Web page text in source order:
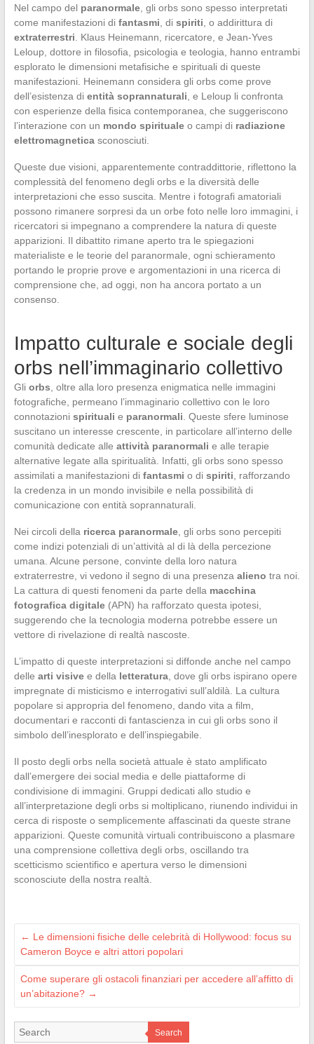
Nel campo del paranormale, gli orbs sono spesso interpretati
come manifestazioni di fantasmi , di spiriti , o addirittura di
extraterrestri . Klaus Heinemann, ricercatore, e Jean-Yves
Leloup, dottore in filosofia, psicologia e teologia, hanno entrambi
esplorato le dimensioni metafisiche e spirituali di queste
manifestazioni. Heinemann considera gli orbs come prove
dell’esistenza di entità soprannaturali , e Leloup li confronta
con esperienze della fisica contemporanea, che suggeriscono
l’interazione con un mondo spiritualeo campi di radiazione
elettromagneticasconosciuti.
Queste due visioni, apparentemente contraddittorie, riflettono la
complessità del fenomeno degli orbs e la diversità delle
interpretazioni che esso suscita. Mentre i fotografi amatoriali
possono rimanere sorpresi da un orbe foto nelle loro immagini, i
ricercatori si impegnano a comprendere la natura di queste
apparizioni. Il dibattito rimane aperto tra le spiegazioni
materialiste e le teorie del paranormale, ogni schieramento
portando le proprie prove e argomentazioni in una ricerca di
comprensione che, ad oggi, non ha ancora portato a un
consenso.
Impatto culturale e sociale degli
orbs nell’immaginario collettivo
Gli orbs , oltre alla loro presenza enigmatica nelle immagini
fotografiche, permeano l’immaginario collettivo con le loro
connotazioni spirituali e paranormali . Queste sfere luminose
suscitano un interesse crescente, in particolare all’interno delle
comunità dedicate alle attività paranormali e alle terapie
alternative legate alla spiritualità. Infatti, gli orbs sono spesso
assimilati a manifestazioni di fantasmi o di spiriti , rafforzando
la credenza in un mondo invisibile e nella possibilità di
comunicazione con entità soprannaturali.
Nei circoli della ricerca paranormale, gli orbs sono percepiti
come indizi potenziali di un’attività al di là della percezione
umana. Alcune persone, convinte della loro natura
extraterrestre, vi vedono il segno di una presenza alieno tra noi.
La cattura di questi fenomeni da parte della macchina
fotografica digitale(APN) ha rafforzato questa ipotesi,
suggerendo che la tecnologia moderna potrebbe essere un
vettore di rivelazione di realtà nascoste.
L’impatto di queste interpretazioni si diffonde anche nel campo
delle arti visivee della letteratura, dove gli orbs ispirano opere
impregnate di misticismo e interrogativi sull’aldilà. La cultura
popolare si appropria del fenomeno, dando vita a film,
documentari e racconti di fantascienza in cui gli orbs sono il
simbolo dell’inesplorato e dell’inspiegabile.
Il posto degli orbs nella società attuale è stato amplificato
dall’emergere dei social media e delle piattaforme di
condivisione di immagini. Gruppi dedicati allo studio e
all’interpretazione degli orbs si moltiplicano, riunendo individui in
cerca di risposte o semplicemente affascinati da queste strane
apparizioni. Queste comunità virtuali contribuiscono a plasmare
una comprensione collettiva degli orbs, oscillando tra
scetticismo scientifico e apertura verso le dimensioni
sconosciute della nostra realtà.
← Le dimensioni fisiche delle celebrità di Hollywood: focus su
Cameron Boyce e altri attori popolari
Come superare gli ostacoli finanziari per accedere all’affitto di
un’abitazione? →
Search